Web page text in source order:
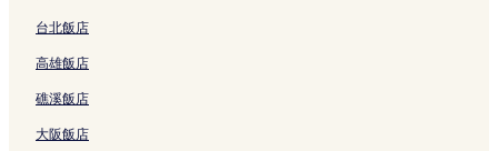
豐崎美麗 Sun 海灘 2 星級飯店
美美海灘 3 星級飯店
美美海灘 4 星級飯店
宜野灣熱帶海灘 4 星級飯店
宜野灣熱帶海灘 3 星級飯店
台北飯店
高雄飯店
礁溪飯店
大阪飯店